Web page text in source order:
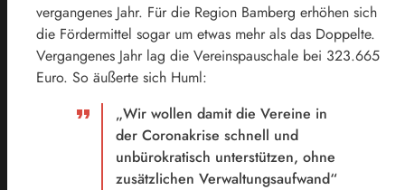
vergangenes Jahr. Für die Region Bamberg erhöhen sich
die Fördermittel sogar um etwas mehr als das Doppelte.
Vergangenes Jahr lag die Vereinspauschale bei 323.665
Euro. So äußerte sich Huml:
„Wir wollen damit die Vereine in
der Coronakrise schnell und
unbürokratisch unterstützen, ohne
zusätzlichen Verwaltungsaufwand“